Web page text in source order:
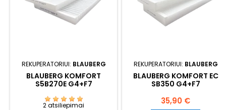
REKUPERATORIUI: BLAUBERG
BLAUBERG KOMFORT
S5B270E G4+F7
2 atsiliepimai
REKUPERATORIUI: BLAUBERG
BLAUBERG KOMFORT EC
SB350 G4+F7
Kaina
35,90 €